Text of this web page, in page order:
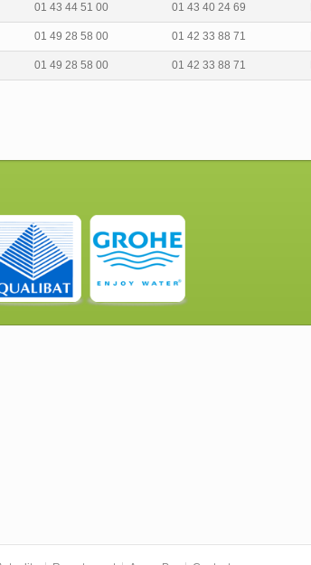
01 43 44 51 00 01 43 40 24 69
01 49 28 58 00 01 42 33 88 71
01 49 28 58 00 01 42 33 88 71